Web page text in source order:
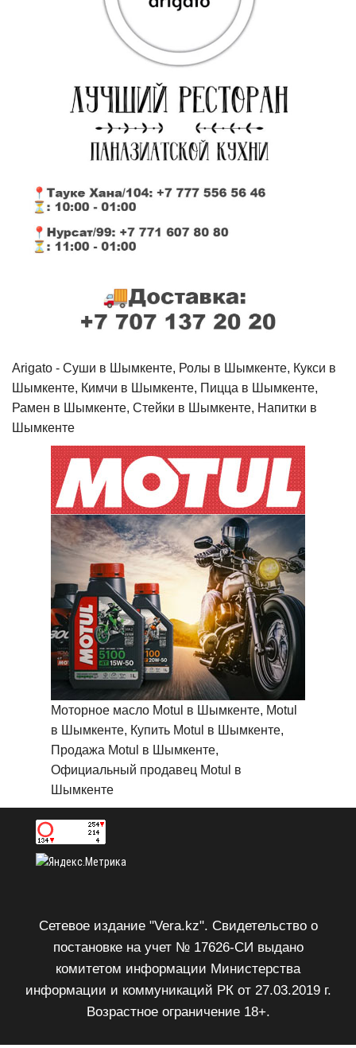
Arigato - Cуши в Шымкенте, Ролы в Шымкенте, Кукси в
Шымкенте, Кимчи в Шымкенте, Пицца в Шымкенте,
Рамен в Шымкенте, Стейки в Шымкенте, Напитки в
Шымкенте
Моторное масло Motul в Шымкенте, Motul
в Шымкенте, Купить Motul в Шымкенте,
Продажа Motul в Шымкенте,
Официальный продавец Motul в
Шымкенте
Сетевое издание "Vera.kz". Свидетельство о
постановке на учет № 17626-СИ выдано
комитетом информации Министерства
информации и коммуникаций РК от 27.03.2019 г.
Возрастное ограничение 18+.